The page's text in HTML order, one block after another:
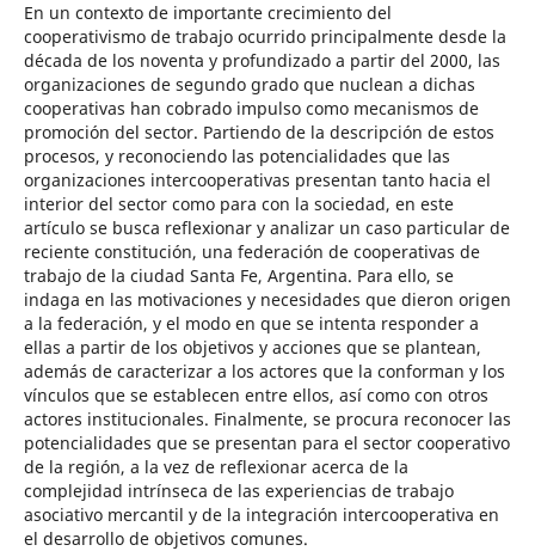
En un contexto de importante crecimiento del
cooperativismo de trabajo ocurrido principalmente desde la
década de los noventa y profundizado a partir del 2000, las
organizaciones de segundo grado que nuclean a dichas
cooperativas han cobrado impulso como mecanismos de
promoción del sector. Partiendo de la descripción de estos
procesos, y reconociendo las potencialidades que las
organizaciones intercooperativas presentan tanto hacia el
interior del sector como para con la sociedad, en este
artículo se busca reflexionar y analizar un caso particular de
reciente constitución, una federación de cooperativas de
trabajo de la ciudad Santa Fe, Argentina. Para ello, se
indaga en las motivaciones y necesidades que dieron origen
a la federación, y el modo en que se intenta responder a
ellas a partir de los objetivos y acciones que se plantean,
además de caracterizar a los actores que la conforman y los
vínculos que se establecen entre ellos, así como con otros
actores institucionales. Finalmente, se procura reconocer las
potencialidades que se presentan para el sector cooperativo
de la región, a la vez de reflexionar acerca de la
complejidad intrínseca de las experiencias de trabajo
asociativo mercantil y de la integración intercooperativa en
el desarrollo de objetivos comunes.